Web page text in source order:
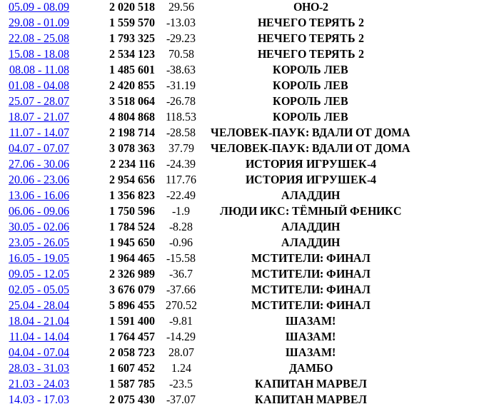
05.09 - 08.09
2 020 518 29.56 ОНО-2
29.08 - 01.09
1 559 570 -13.03 НЕЧЕГО ТЕРЯТЬ 2
22.08 - 25.08
1 793 325 -29.23 НЕЧЕГО ТЕРЯТЬ 2
15.08 - 18.08
2 534 123 70.58 НЕЧЕГО ТЕРЯТЬ 2
08.08 - 11.08
1 485 601 -38.63 КОРОЛЬ ЛЕВ
01.08 - 04.08
2 420 855 -31.19 КОРОЛЬ ЛЕВ
25.07 - 28.07
3 518 064 -26.78 КОРОЛЬ ЛЕВ
18.07 - 21.07
4 804 868 118.53 КОРОЛЬ ЛЕВ
11.07 - 14.07
2 198 714 -28.58 ЧЕЛОВЕК-ПАУК: ВДАЛИ ОТ ДОМА
04.07 - 07.07
3 078 363 37.79 ЧЕЛОВЕК-ПАУК: ВДАЛИ ОТ ДОМА
27.06 - 30.06
2 234 116 -24.39 ИСТОРИЯ ИГРУШЕК-4
20.06 - 23.06
2 954 656 117.76 ИСТОРИЯ ИГРУШЕК-4
13.06 - 16.06
1 356 823 -22.49 АЛАДДИН
06.06 - 09.06
1 750 596 -1.9 ЛЮДИ ИКС: ТЁМНЫЙ ФЕНИКС
30.05 - 02.06
1 784 524 -8.28 АЛАДДИН
23.05 - 26.05
1 945 650 -0.96 АЛАДДИН
16.05 - 19.05
1 964 465 -15.58 МСТИТЕЛИ: ФИНАЛ
09.05 - 12.05
2 326 989 -36.7 МСТИТЕЛИ: ФИНАЛ
02.05 - 05.05
3 676 079 -37.66 МСТИТЕЛИ: ФИНАЛ
25.04 - 28.04
5 896 455 270.52 МСТИТЕЛИ: ФИНАЛ
18.04 - 21.04
1 591 400 -9.81 ШАЗАМ!
11.04 - 14.04
1 764 457 -14.29 ШАЗАМ!
04.04 - 07.04
2 058 723 28.07 ШАЗАМ!
28.03 - 31.03
1 607 452 1.24 ДАМБО
21.03 - 24.03
1 587 785 -23.5 КАПИТАН МАРВЕЛ
14.03 - 17.03
2 075 430 -37.07 КАПИТАН МАРВЕЛ